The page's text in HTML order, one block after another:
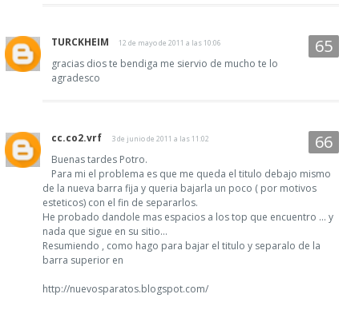
TURCKHEIM 12 de mayo de 2011 a las 10:06
gracias dios te bendiga me siervio de mucho te lo
agradesco
cc.co2.vrf 3 de junio de 2011 a las 11:02
Buenas tardes Potro.
Para mi el problema es que me queda el titulo debajo mismo
de la nueva barra fija y queria bajarla un poco ( por motivos
esteticos) con el fin de separarlos.
He probado dandole mas espacios a los top que encuentro ... y
nada que sigue en su sitio...
Resumiendo , como hago para bajar el titulo y separalo de la
barra superior en
http://nuevosparatos.blogspot.com/